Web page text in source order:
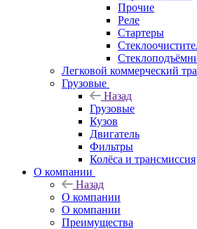
Прочие
Реле
Стартеры
Легковой коммерческий
Грузовые
Назад
Грузовые
Кузов
Двигатель
Фильтры
Колёса и трансмиссия
О компании
Назад
О компании
О компании
Преимущества